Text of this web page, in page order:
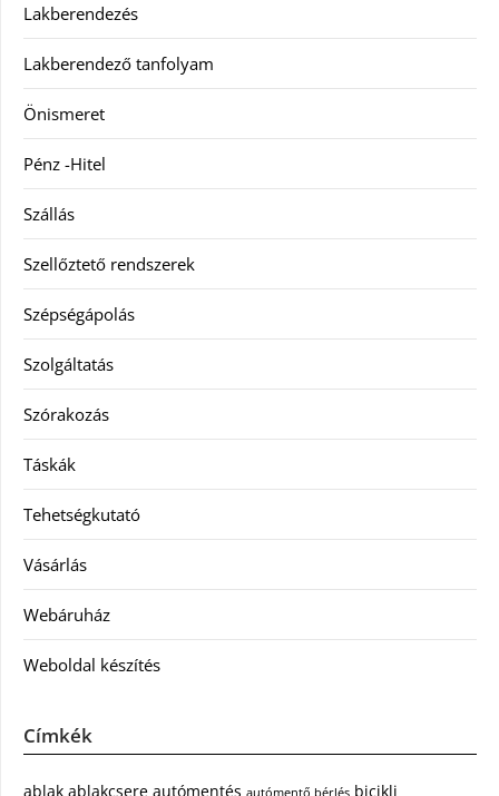
Lakberendezés
Lakberendező tanfolyam
Önismeret
Pénz -Hitel
Szállás
Szellőztető rendszerek
Szépségápolás
Szolgáltatás
Szórakozás
Táskák
Tehetségkutató
Vásárlás
Webáruház
Weboldal készítés
Címkék
ablak ablakcsere autómentés autómentő bérlés bicikli